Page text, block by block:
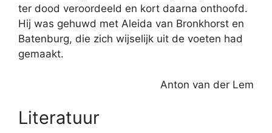
ter dood veroordeeld en kort daarna onthoofd.
Hij was gehuwd met Aleida van Bronkhorst en
Batenburg, die zich wijselijk uit de voeten had
gemaakt.
Anton van der Lem
Literatuur